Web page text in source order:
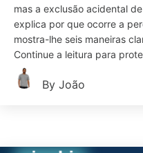
mas a exclusão acidental
explica por que ocorre a
mostra-lhe seis maneiras
Continue a leitura para
By João